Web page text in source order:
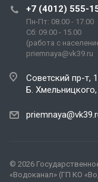
+7 (4012) 555-
Пн-Пт: 08.00 - 17.00
Сб: 09.00 - 15.00
(работа с
priemnaya@vk39.ru
Советский пр-т,
Б.
© 2026
«Водоканал» (ГП КО